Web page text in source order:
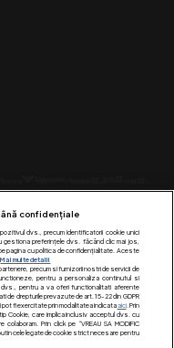
pe:
confidențiale
dvs., precum identificatorii cookie unici
preferințele dvs. făcând clic mai jos,
pagina cu politica de confidențialitate. Aceste
Mai multe detalii
precum si furnizorii nostri de servicii de
pentru a personaliza continutul si
pentru a va oferi functionalitati aferente
de drepturile prevazute de art. 15-22 din GDPR
fi exercitate prin modalitatea indicataaici. Prin
Cookie, care implica inclusiv acceptul dvs. cu
Prin click pe “VREAU SA MODIFIC
putin cele legate de cookie strict necesare pentru